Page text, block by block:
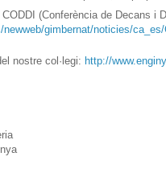
(Conferència de Decans i
gimbernat/noticies/
nostre col·legi: http://